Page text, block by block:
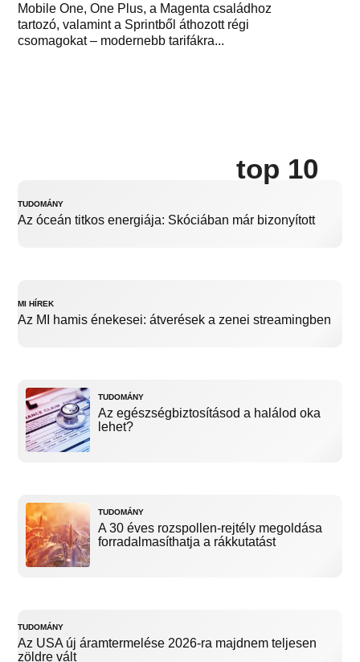
Mobile One, One Plus, a Magenta családhoz
tartozó, valamint a Sprintből áthozott régi
csomagokat – modernebb tarifákra...
top 10
TUDOMÁNY
Az óceán titkos energiája: Skóciában már bizonyított
MI HÍREK
Az MI hamis énekesei: átverések a zenei streamingben
TUDOMÁNY
Az egészségbiztosításod a halálod oka
lehet?
TUDOMÁNY
A 30 éves rozspollen-rejtély megoldása
forradalmasíthatja a rákkutatást
TUDOMÁNY
Az USA új áramtermelése 2026-ra majdnem teljesen
zöldre vált